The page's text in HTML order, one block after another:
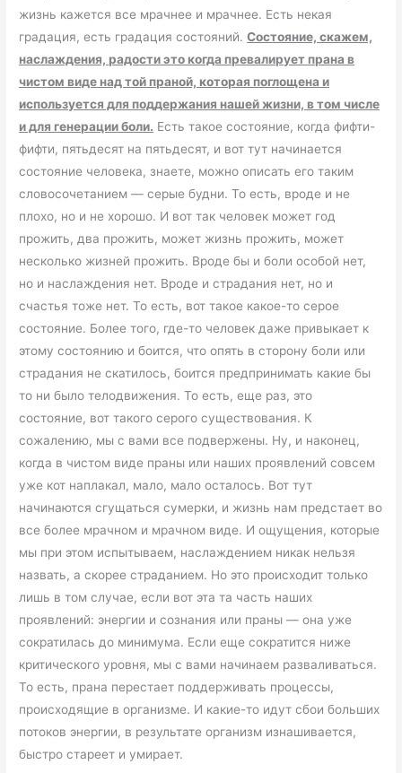
жизнь кажется все мрачнее и мрачнее. Есть некая
градация, есть градация состояний.Состояние, скажем,
наслаждения, радости это когда превалирует прана в
чистом виде над той праной, которая поглощена и
используется для поддержания нашей жизни, в том числе
и для генерации боли. Есть такое состояние, когда фифти-
фифти, пятьдесят на пятьдесят, и вот тут начинается
состояние человека, знаете, можно описать его таким
словосочетанием — серые будни. То есть, вроде и не
плохо, но и не хорошо. И вот так человек может год
прожить, два прожить, может жизнь прожить, может
несколько жизней прожить. Вроде бы и боли особой нет,
но и наслаждения нет. Вроде и страдания нет, но и
счастья тоже нет. То есть, вот такое какое-то серое
состояние. Более того, где-то человек даже привыкает к
этому состоянию и боится, что опять в сторону боли или
страдания не скатилось, боится предпринимать какие бы
то ни было телодвижения. То есть, еще раз, это
состояние, вот такого серого существования. К
сожалению, мы с вами все подвержены. Ну, и наконец,
когда в чистом виде праны или наших проявлений совсем
уже кот наплакал, мало, мало осталось. Вот тут
начинаются сгущаться сумерки, и жизнь нам предстает во
все более мрачном и мрачном виде. И ощущения, которые
мы при этом испытываем, наслаждением никак нельзя
назвать, а скорее страданием. Но это происходит только
лишь в том случае, если вот эта та часть наших
проявлений: энергии и сознания или праны — она уже
сократилась до минимума. Если еще сократится ниже
критического уровня, мы с вами начинаем разваливаться.
То есть, прана перестает поддерживать процессы,
происходящие в организме. И какие-то идут сбои больших
потоков энергии, в результате организм изнашивается,
быстро стареет и умирает.